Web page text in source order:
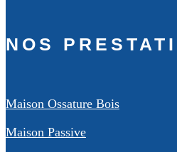
NOS
Maison Ossature Bois
Maison Passive